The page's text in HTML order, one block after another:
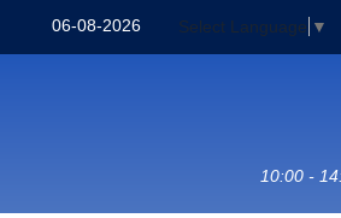
06-08-2026 Select Language ▼